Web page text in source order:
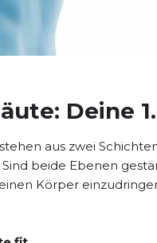
Deine
aus zwei
beide Ebenen
Körper